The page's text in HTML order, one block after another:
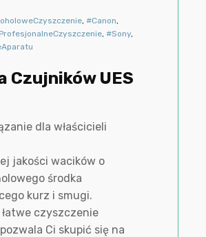
,#Canon,
,#Sony,
Czujników UES
dla właścicieli
jakości wacików o
środka
kurz i smugi.
czyszczenie
Ci skupić się na